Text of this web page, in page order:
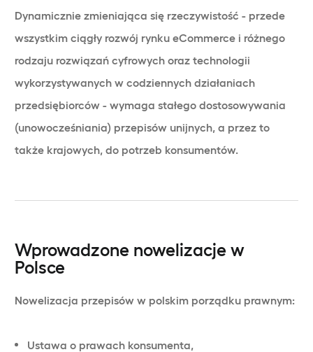
Dynamicznie zmieniająca się rzeczywistość - przede
wszystkim ciągły rozwój rynku eCommerce i różnego
rodzaju rozwiązań cyfrowych oraz technologii
wykorzystywanych w codziennych działaniach
przedsiębiorców - wymaga stałego dostosowywania
(unowocześniania) przepisów unijnych, a przez to
także krajowych, do potrzeb konsumentów.
Wprowadzone nowelizacje w
Polsce
Nowelizacja przepisów w polskim porządku prawnym:
Ustawa o prawach konsumenta,